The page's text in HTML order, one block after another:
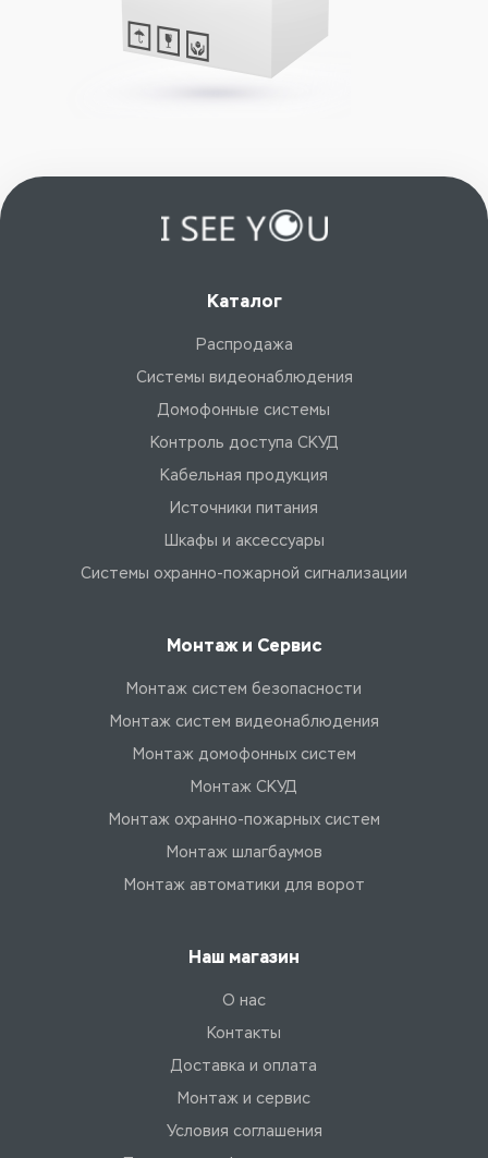
Каталог
Распродажа
Системы видеонаблюдения
Домофонные системы
Контроль доступа СКУД
Кабельная продукция
Источники питания
Шкафы и аксессуары
Системы охранно-пожарной сигнализации
Монтаж и Сервис
Монтаж систем безопасности
Монтаж систем видеонаблюдения
Монтаж домофонных систем
Монтаж СКУД
Монтаж охранно-пожарных систем
Монтаж шлагбаумов
Монтаж автоматики для ворот
Наш магазин
О нас
Контакты
Доставка и оплата
Монтаж и сервис
Условия соглашения